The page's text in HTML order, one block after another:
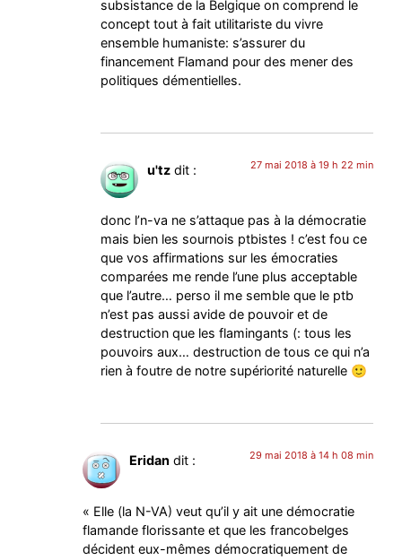
subsistance de la Belgique on comprend le
concept tout à fait utilitariste du vivre
ensemble humaniste: s’assurer du
financement Flamand pour des mener des
politiques démentielles.
u'tz dit : 27 mai 2018 à 19 h 22 min
donc l’n-va ne s’attaque pas à la démocratie
mais bien les sournois ptbistes ! c’est fou ce
que vos affirmations sur les émocraties
comparées me rende l’une plus acceptable
que l’autre… perso il me semble que le ptb
n’est pas aussi avide de pouvoir et de
destruction que les flamingants (: tous les
pouvoirs aux… destruction de tous ce qui n’a
rien à foutre de notre supériorité naturelle 🙂
Eridan dit : 29 mai 2018 à 14 h 08 min
« Elle (la N-VA) veut qu’il y ait une démocratie
flamande florissante et que les francobelges
décident eux-mêmes démocratiquement de